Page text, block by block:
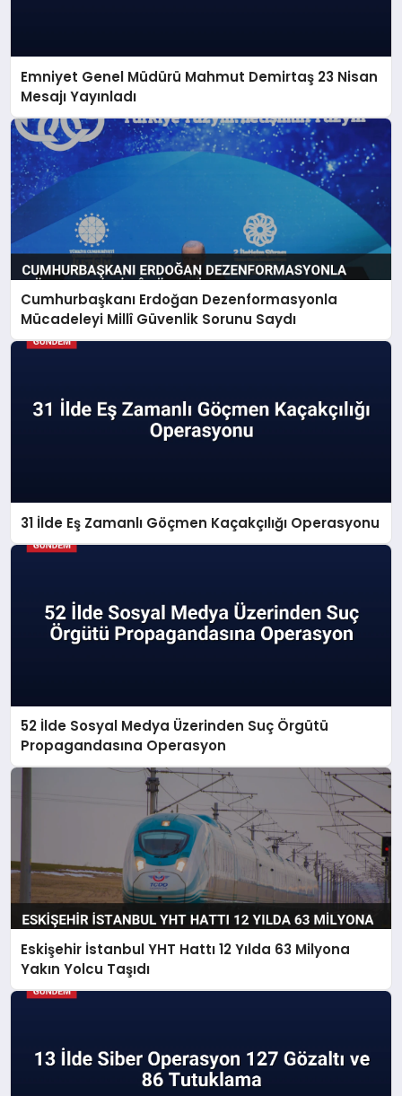
Emniyet Genel Müdürü Mahmut Demirtaş 23 Nisan
Mesajı Yayınladı
Cumhurbaşkanı Erdoğan Dezenformasyonla
Mücadeleyi Millî Güvenlik Sorunu Saydı
31 İlde Eş Zamanlı Göçmen Kaçakçılığı Operasyonu
52 İlde Sosyal Medya Üzerinden Suç Örgütü
Propagandasına Operasyon
Eskişehir İstanbul YHT Hattı 12 Yılda 63 Milyona
Yakın Yolcu Taşıdı